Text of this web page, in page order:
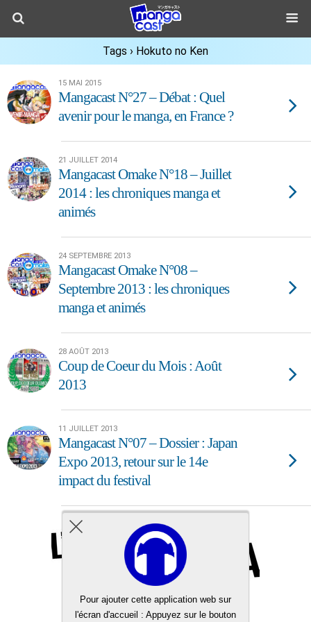
Tags › Hokuto no Ken
15 MAI 2015
Mangacast N°27 – Débat : Quel
avenir pour le manga, en France ?
21 JUILLET 2014
Mangacast Omake N°18 – Juillet
2014 : les chroniques manga et
animés
24 SEPTEMBRE 2013
Mangacast Omake N°08 –
Septembre 2013 : les chroniques
manga et animés
28 AOÛT 2013
Coup de Coeur du Mois : Août
2013
11 JUILLET 2013
Mangacast N°07 – Dossier : Japan
Expo 2013, retour sur le 14e
impact du festival